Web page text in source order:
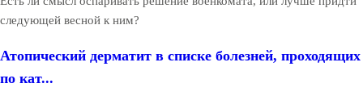
следующей весной к ним?
Атопический дерматит в списке болезней, проходящих
по кат...